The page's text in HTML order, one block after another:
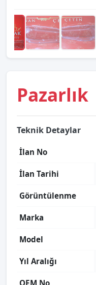
Pazarlık
Teknik Detaylar
İlan No
İlan Tarihi
Görüntülenme
Marka
Model
Yıl Aralığı
OEM No